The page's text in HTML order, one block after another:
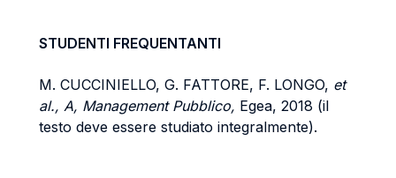
STUDENTI FREQUENTANTI
M. CUCCINIELLO, G. FATTORE, F. LONGO, et
al., A, Management Pubblico, Egea, 2018 (il
testo deve essere studiato integralmente).